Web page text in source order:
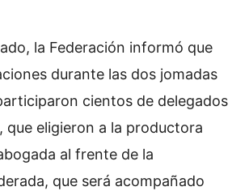
la Federación informó que
durante las dos jomadas
cientos de delegados
que eligieron a la productora
al frente de la
que será acompañado